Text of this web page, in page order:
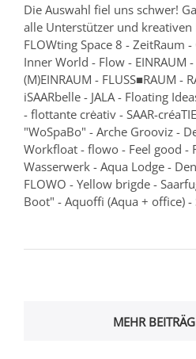
Die Auswahl fiel uns schwer!
alle Unterstützer und
FLOWting Space 8 - ZeitRaum
Inner World - Flow - EINRAUM -
(M)EINRAUM - FLUSS■RAUM -
iSAARbelle - JALA - Floating
- flottante crėativ - SAAR-
"WoSpaBo" - Arche Grooviz -
Workfloat - flowo - Feel good -
Wasserwerk - Aqua Lodge -
FLOWO - Yellow brigde -
Boot" - Aquoffi (Aqua + office) -
MEHR